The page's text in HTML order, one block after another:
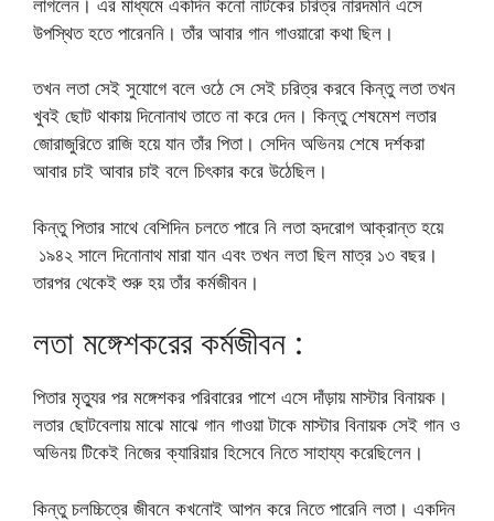
লাগলেন। এর মাধ্যমে একদিন কনো নাটকের চরিত্র নারদমনি এসে
উপস্থিত হতে পারেননি। তাঁর আবার গান গাওয়ারো কথা ছিল।
তখন লতা সেই সুযোগে বলে ওঠে সে সেই চরিত্র করবে কিন্তু লতা তখন
খুবই ছোট থাকায় দিনোনাথ তাতে না করে দেন। কিন্তু শেষমেশ লতার
জোরাজুরিতে রাজি হয়ে যান তাঁর পিতা। সেদিন অভিনয় শেষে দর্শকরা
আবার চাই আবার চাই বলে চিৎকার করে উঠেছিল।
কিন্তু পিতার সাথে বেশিদিন চলতে পারে নি লতা হৃদরোগ আক্রান্ত হয়ে
১৯৪২ সালে দিনোনাথ মারা যান এবং তখন লতা ছিল মাত্র ১৩ বছর।
তারপর থেকেই শুরু হয় তাঁর কর্মজীবন।
লতা মঙ্গেশকরের কর্মজীবন :
পিতার মৃত্যুর পর মঙ্গেশকর পরিবারের পাশে এসে দাঁড়ায় মাস্টার বিনায়ক।
লতার ছোটবেলায় মাঝে মাঝে গান গাওয়া টাকে মাস্টার বিনায়ক সেই গান ও
অভিনয় টিকেই নিজের ক্যারিয়ার হিসেবে নিতে সাহায্য করেছিলেন।
কিন্তু চলচ্চিত্রে জীবনে কখনোই আপন করে নিতে পারেনি লতা। একদিন